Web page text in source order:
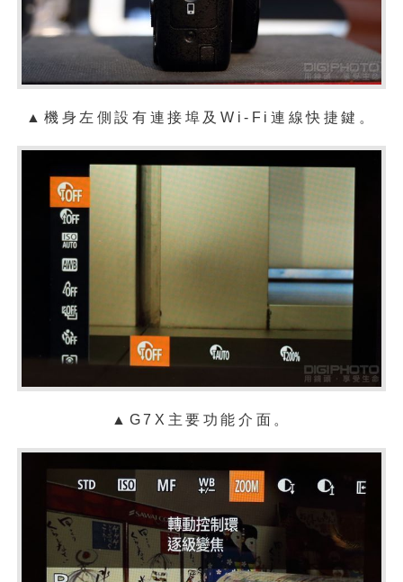
▲機身左側設有連接埠及Wi-Fi連線快捷鍵。
▲G7X主要功能介面。